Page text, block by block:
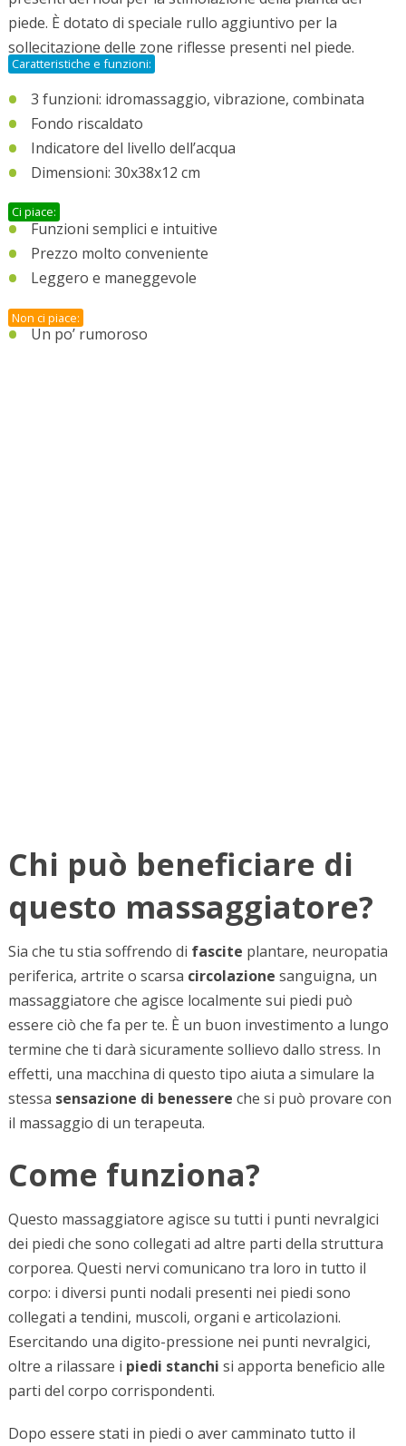
piede. È dotato di speciale rullo aggiuntivo per la
sollecitazione delle zone riflesse presenti nel piede.
Caratteristiche e funzioni:
3 funzioni: idromassaggio, vibrazione, combinata
Fondo riscaldato
Indicatore del livello dell’acqua
Dimensioni: 30x38x12 cm
Ci piace:
Funzioni semplici e intuitive
Prezzo molto conveniente
Leggero e maneggevole
Non ci piace:
Un po’ rumoroso
Chi può beneficiare di
questo massaggiatore?
Sia che tu stia soffrendo di fascite plantare, neuropatia
periferica, artrite o scarsa circolazione sanguigna, un
massaggiatore che agisce localmente sui piedi può
essere ciò che fa per te. È un buon investimento a lungo
termine che ti darà sicuramente sollievo dallo stress. In
effetti, una macchina di questo tipo aiuta a simulare la
stessa sensazione di benessere che si può provare con
il massaggio di un terapeuta.
Come funziona?
Questo massaggiatore agisce su tutti i punti nevralgici
dei piedi che sono collegati ad altre parti della struttura
corporea. Questi nervi comunicano tra loro in tutto il
corpo: i diversi punti nodali presenti nei piedi sono
collegati a tendini, muscoli, organi e articolazioni.
Esercitando una digito-pressione nei punti nevralgici,
oltre a rilassare i piedi stanchi si apporta beneficio alle
parti del corpo corrispondenti.
Dopo essere stati in piedi o aver camminato tutto il